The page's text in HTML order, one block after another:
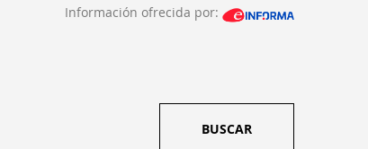
Información ofrecida por:
BUSCAR